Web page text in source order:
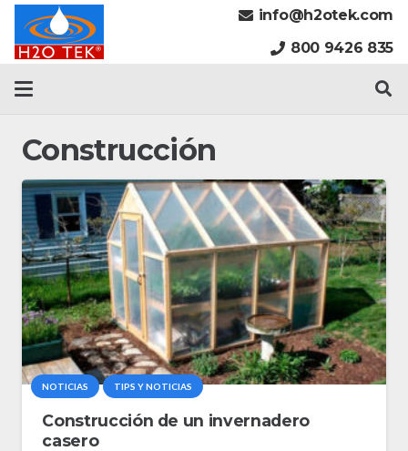
info@h2otek.com
800 9426 835
Construcción
NOTICIAS TIPS Y NOTICIAS
Construcción de un invernadero
casero